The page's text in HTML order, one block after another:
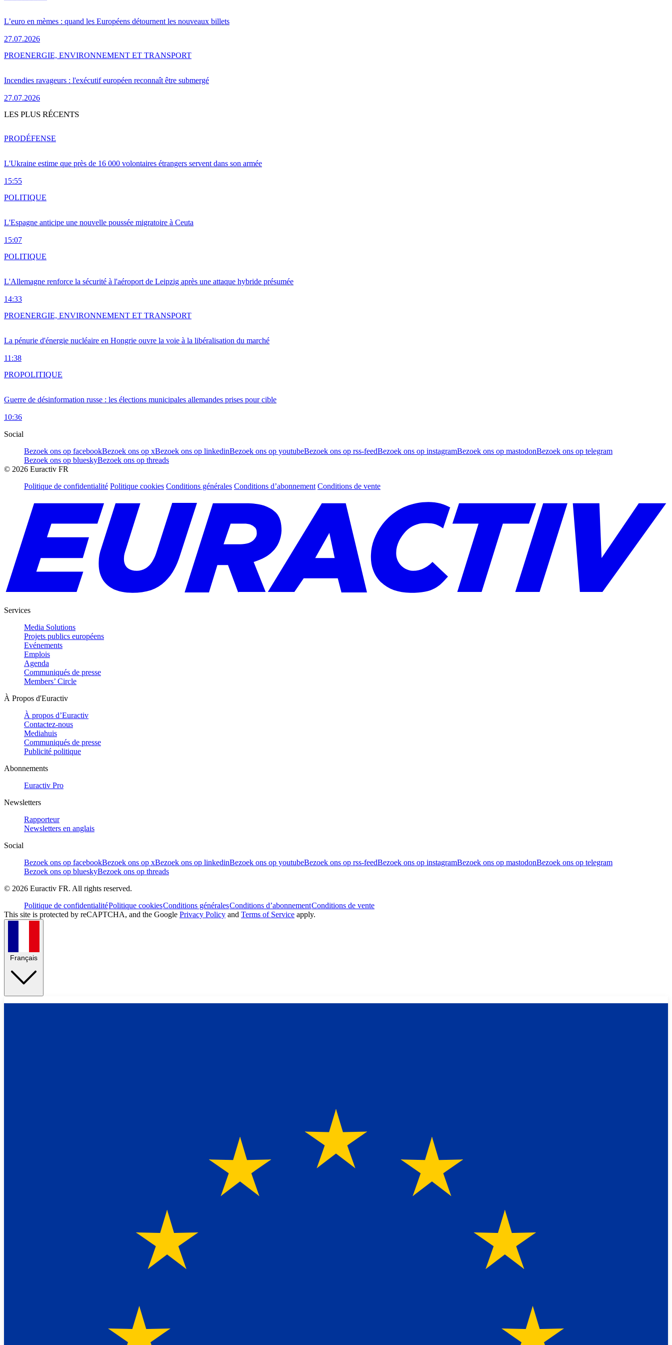
L’euro en mèmes : quand les Européens détournent les nouveaux billets
27.07.2026
Incendies ravageurs : l'exécutif européen reconnaît être submergé
27.07.2026
PROENERGIE, ENVIRONNEMENT ET TRANSPORT
LES PLUS RÉCENTS
L'Ukraine estime que près de 16 000 volontaires étrangers servent dans son armée
15:55
PRODÉFENSE
L'Espagne anticipe une nouvelle poussée migratoire à Ceuta
15:07
POLITIQUE
L'Allemagne renforce la sécurité à l'aéroport de Leipzig après une attaque hybride présumée
14:33
POLITIQUE
La pénurie d'énergie nucléaire en Hongrie ouvre la voie à la libéralisation du marché
11:38
PROENERGIE, ENVIRONNEMENT ET TRANSPORT
Guerre de désinformation russe : les élections municipales allemandes prises pour cible
10:36
PROPOLITIQUE
Social
Bezoek ons op facebookBezoek ons op xBezoek ons op linkedinBezoek ons op youtubeBezoek ons op rss-feedBezoek ons op instagramBezoek ons op mastodonBezoek ons op telegram
Bezoek ons op blueskyBezoek ons op threads
© 2026 Euractiv FR
Politique de confidentialité Politique cookies Conditions générales Conditions d’abonnement Conditions de vente
Services
Media Solutions
Projets publics européens
Evénements
Emplois
Agenda
Communiqués de presse
Members’ Circle
À Propos d'Euractiv
À propos d’Euractiv
Contactez-nous
Mediahuis
Communiqués de presse
Publicité politique
Abonnements
Euractiv Pro
Newsletters
Rapporteur
Newsletters en anglais
Social
Bezoek ons op facebookBezoek ons op xBezoek ons op linkedinBezoek ons op youtubeBezoek ons op rss-feedBezoek ons op instagramBezoek ons op mastodonBezoek ons op telegram
Bezoek ons op blueskyBezoek ons op threads
© 2026 Euractiv FR. All rights reserved.
Politique de confidentialitéPolitique cookiesConditions généralesConditions d’abonnementConditions de vente
This site is protected by reCAPTCHA, and the Google Privacy Policy and Terms of Service apply.
Français